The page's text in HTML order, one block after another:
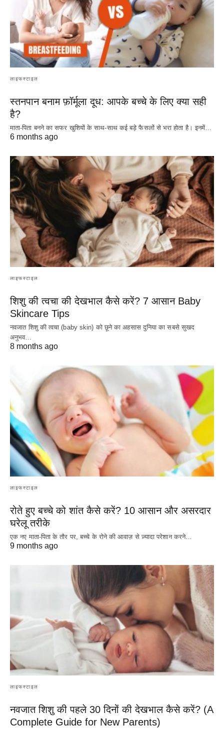
लाइफस्टाइल
स्तनपान बनाम फ़ॉर्मूला दूध: आपके बच्चे के लिए क्या सही
है?
माता-पिता बनने का सफर खुशियों के साथ-साथ कई बड़े फैसलों से भरा होता है। इनमें…
6 months ago
लाइफस्टाइल
शिशु की त्वचा की देखभाल कैसे करें? 7 आसान Baby
Skincare Tips
नवजात शिशु की त्वचा (baby skin) को छूने का अहसास दुनिया का सबसे सुखद
अनुभव…
8 months ago
लाइफस्टाइल
रोते हुए बच्चे को शांत कैसे करें? 10 आसान और असरदार
घरेलू तरीके
एक नए माता-पिता के तौर पर, बच्चे के रोने की आवाज़ से ज़्यादा परेशान करने…
9 months ago
लाइफस्टाइल
नवजात शिशु की पहले 30 दिनों की देखभाल कैसे करें? (A
Complete Guide for New Parents)